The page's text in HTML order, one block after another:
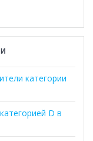
категории
D в